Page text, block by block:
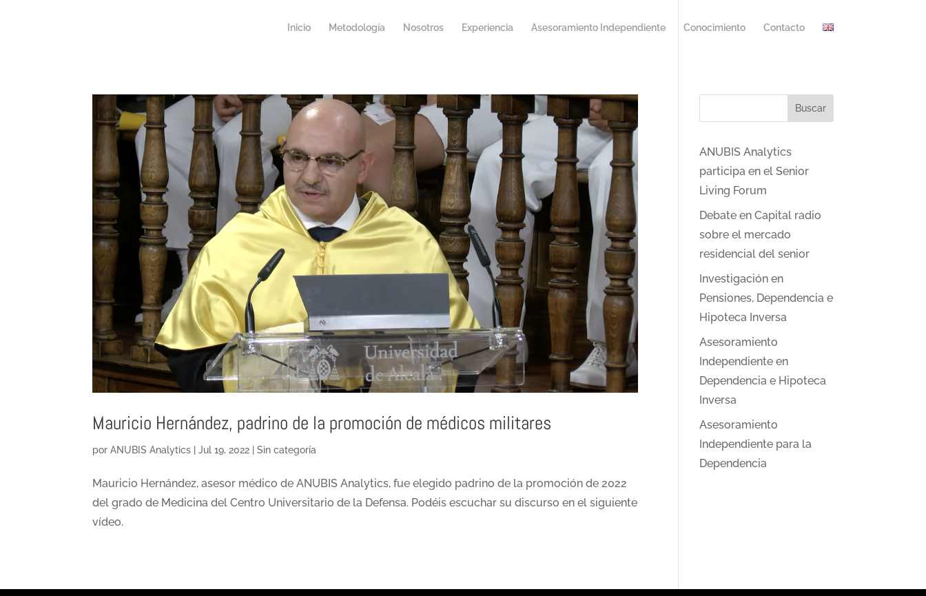
Inicio Metodología Nosotros Experiencia Asesoramiento Independiente Conocimiento Contacto
Mauricio Hernández, padrino de la promoción de médicos militares
porANUBIS Analytics |Jul 19, 2022 |Sin categoría
Mauricio Hernández, asesor médico de ANUBIS Analytics, fue elegido padrino de la promoción de 2022
del grado de Medicina del Centro Universitario de la Defensa. Podéis escuchar su discurso en el siguiente
vídeo.
Buscar
ANUBIS Analytics
participa en el Senior
Living Forum
Debate en Capital radio
sobre el mercado
residencial del senior
Investigación en
Pensiones, Dependencia e
Hipoteca Inversa
Asesoramiento
Independiente en
Dependencia e Hipoteca
Inversa
Asesoramiento
Independiente para la
Dependencia